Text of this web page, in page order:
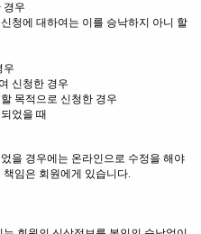
경우
청에 대하여는 이를 승낙하지 아니 할
우
신청한 경우
목적으로 신청한 경우
었을 때
을 경우에는 온라인으로 수정을 해야
임은 회원에게 있습니다.